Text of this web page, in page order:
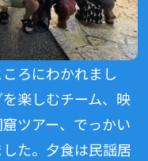
ろにわかれまし
楽しむチーム、映
ツアー、でっかい
た。夕食は民謡居